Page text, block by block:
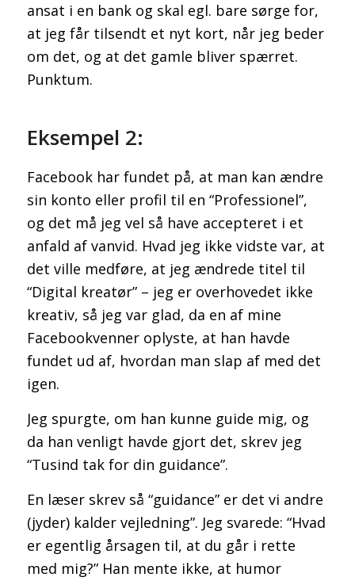
ansat i en bank og skal egl. bare sørge for,
at jeg får tilsendt et nyt kort, når jeg beder
om det, og at det gamle bliver spærret.
Punktum.
Eksempel 2:
Facebook har fundet på, at man kan ændre
sin konto eller profil til en “Professionel”,
og det må jeg vel så have accepteret i et
anfald af vanvid. Hvad jeg ikke vidste var, at
det ville medføre, at jeg ændrede titel til
“Digital kreatør” – jeg er overhovedet ikke
kreativ, så jeg var glad, da en af mine
Facebookvenner oplyste, at han havde
fundet ud af, hvordan man slap af med det
igen.
Jeg spurgte, om han kunne guide mig, og
da han venligt havde gjort det, skrev jeg
“Tusind tak for din guidance”.
En læser skrev så “guidance” er det vi andre
(jyder) kalder vejledning”. Jeg svarede: “Hvad
er egentlig årsagen til, at du går i rette
med mig?” Han mente ikke, at humor